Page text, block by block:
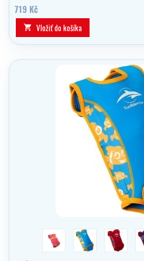
719 Kč
 Vložiť do košíka
ružová clownfish jahoda